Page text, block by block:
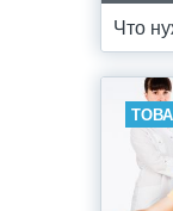
Что